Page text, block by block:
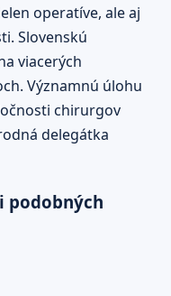
operatíve, ale aj
Slovenskú
viacerých
Významnú úlohu
chirurgov
delegátka
podobných